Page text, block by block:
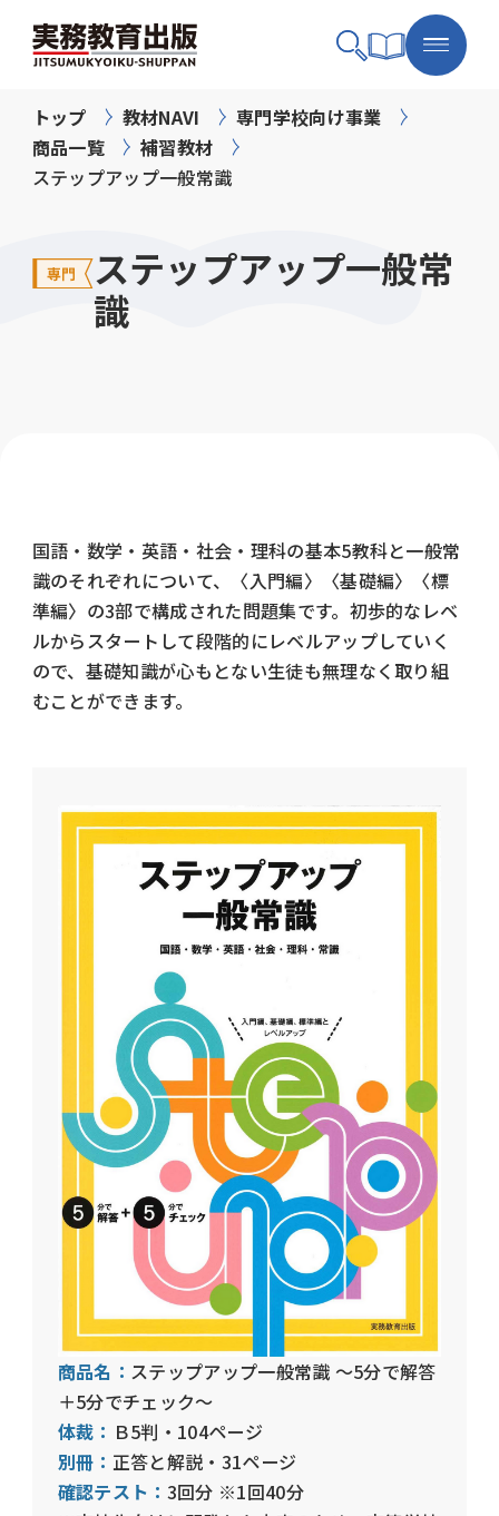
トップ 教材NAVI
専門学校向け事業
商品一覧
補習教材
ステップアップ一般常識
ステップアップ一般常
識
国語・数学・英語・社会・理科の基本5教科と一般常
識のそれぞれについて、〈入門編〉〈基礎編〉〈標
準編〉の3部で構成された問題集です。初歩的なレベ
ルからスタートして段階的にレベルアップしていく
ので、基礎知識が心もとない生徒も無理なく取り組
むことができます。
商品名： ステップアップ一般常識 〜5分で解答
＋5分でチェック〜
体裁： Ｂ5判・104ページ
別冊： 正答と解説・31ページ
確認テスト： 3回分 ※1回40分